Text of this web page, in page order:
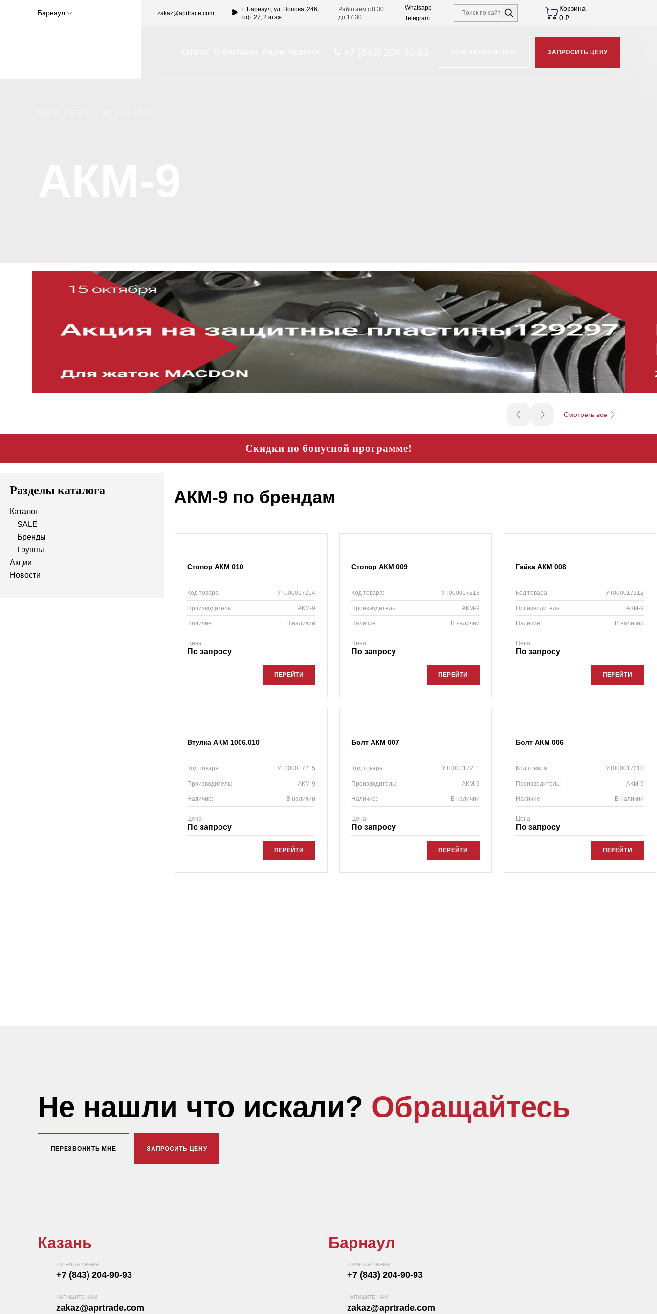
Барнаул zakaz@aprtrade.com
г. Барнаул, ул. Попова, 246,
оф. 27, 2 этаж
Работаем с 8:30
до 17:30
Whatsapp
Telegram
Корзина
0 ₽
ЗАПРОСИТЬ ЦЕНУ
Смотреть все
Скидки по бонусной программе!
Разделы каталога
Каталог
SALE
Бренды
Группы
Акции
Новости
АКМ-9 по брендам
Стопор АКМ 010
Код товара: УТ000017214
Производитель: АКМ-9
Наличие: В наличии
Цена
По запросу
ПЕРЕЙТИ
Стопор АКМ 009
Код товара: УТ000017213
Производитель: АКМ-9
Наличие: В наличии
Цена
По запросу
ПЕРЕЙТИ
Гайка АКМ 008
Код товара: УТ000017212
Производитель: АКМ-9
Наличие: В наличии
Цена
По запросу
ПЕРЕЙТИ
Втулка АКМ 1006.010
Код товара: УТ000017215
Производитель: АКМ-9
Наличие: В наличии
Цена
По запросу
ПЕРЕЙТИ
Болт АКМ 007
Код товара: УТ000017211
Производитель: АКМ-9
Наличие: В наличии
Цена
По запросу
ПЕРЕЙТИ
Болт АКМ 006
Код товара: УТ000017210
Производитель: АКМ-9
Наличие: В наличии
Цена
По запросу
ПЕРЕЙТИ
Не нашли что искали? Обращайтесь
ПЕРЕЗВОНИТЬ МНЕ ЗАПРОСИТЬ ЦЕНУ
Казань
ГОРЯЧАЯ ЛИНИЯ
+7 (843) 204-90-93
НАПИШИТЕ НАМ
zakaz@aprtrade.com
Барнаул
ГОРЯЧАЯ ЛИНИЯ
+7 (843) 204-90-93
НАПИШИТЕ НАМ
zakaz@aprtrade.com